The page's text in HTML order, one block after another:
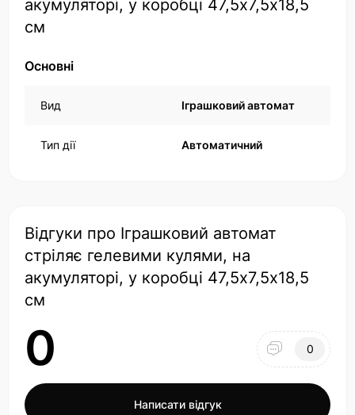
акумуляторі, у коробці 47,5х7,5х18,5
см
Основні
Вид Іграшковий автомат
Тип дії Автоматичний
Відгуки про Іграшковий автомат
стріляє гелевими кулями, на
акумуляторі, у коробці 47,5х7,5х18,5
см
0 0
Написати відгук